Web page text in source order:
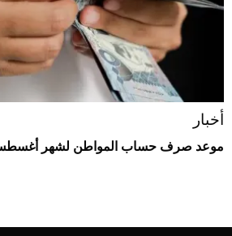
أخبار
موعد صرف حساب المواطن لشهر أغسطس